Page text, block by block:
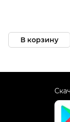
В корзину